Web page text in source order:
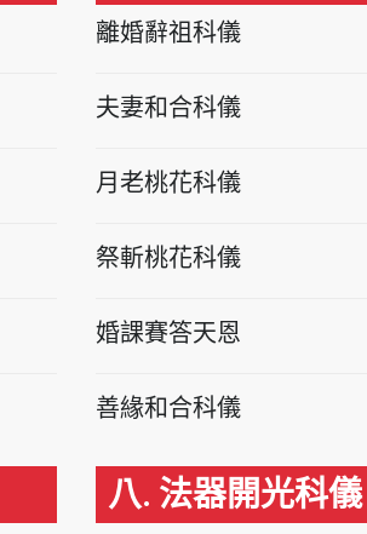
離婚辭祖科儀
夫妻和合科儀
月老桃花科儀
祭斬桃花科儀
婚課賽答天恩
善緣和合科儀
八. 法器開光科儀